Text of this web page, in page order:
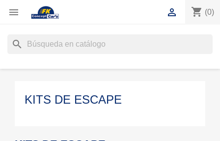
 shopping_cart (0)

search
KITS DE ESCAPE